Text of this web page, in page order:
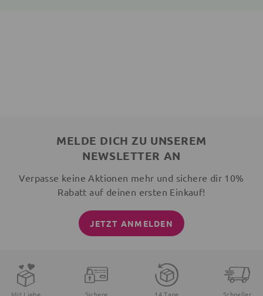
MELDE DICH ZU UNSEREM
NEWSLETTER AN
Verpasse keine Aktionen mehr und sichere dir 10%
Rabatt auf deinen ersten Einkauf!
JETZT ANMELDEN